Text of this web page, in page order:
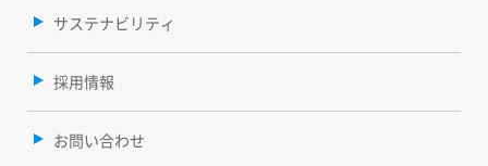
サステナビリティ
採用情報
お問い合わせ